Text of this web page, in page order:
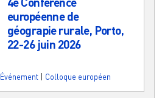
européenne de
géograpie rurale, Porto,
22-26 juin 2026
Événement Colloque européen